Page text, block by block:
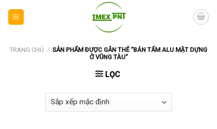
TRANG CHỦ / SẢN PHẨM ĐƯỢC GẮN THẺ “BÁN TẤM ALU MẶT DỰNG
Ở VŨNG TÀU”
LỌC